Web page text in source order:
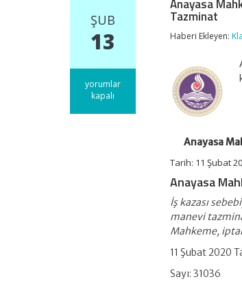
ŞUB
13
Anayasa
Mahkemesinin
yorumlar
kapalı
Anayasa
Tazminat
Haberi Ekleyen:
Anayasa
Tarih: 11 Şubat
Anayasa
İş kazası
manevi
Mahkeme,
11 Şubat 2020
Sayı: 31036